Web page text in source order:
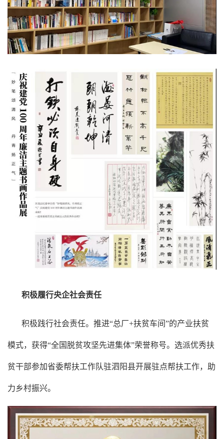
积极履行央企社会责任
积极践行社会责任。推进“总厂+扶贫车间”的产业扶贫
模式，获得“全国脱贫攻坚先进集体”荣誉称号。选派优秀扶
贫干部参加省委帮扶工作队驻泗阳县开展驻点帮扶工作，助
力乡村振兴。